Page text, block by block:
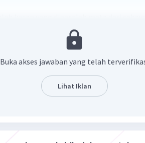
oleh benda-benda yang dikenai cahaya
lainnya mengemukakan bahwa warna
yang diteruskan atau dipantulkan.
Balas
terverifikasi
Buka akses jawaban yang telah
Lihat Iklan